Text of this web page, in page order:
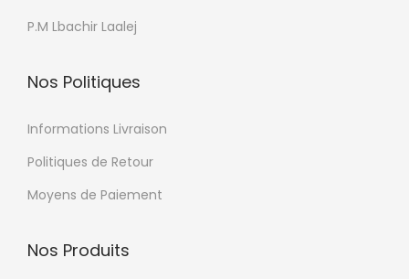
P.M Lbachir Laalej
Nos Politiques
Informations Livraison
Politiques de Retour
Moyens de Paiement
Nos Produits